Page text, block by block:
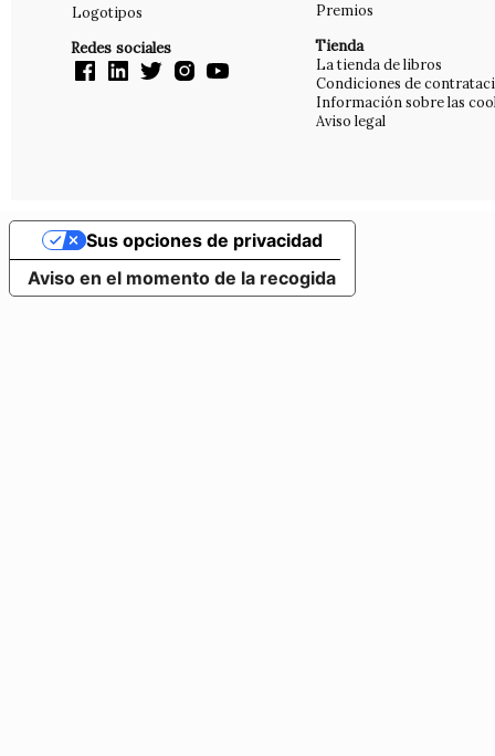
Logotipos
Redes sociales
Premios
Tienda
La tienda de libros
Condiciones de
Información sobre las
Aviso legal
Aviso en el momento de la recogida
Sus opciones de privacidad